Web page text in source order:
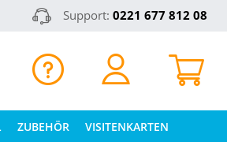
Support: 0221 677 812 08
ZUBEHÖR VISITENKARTEN